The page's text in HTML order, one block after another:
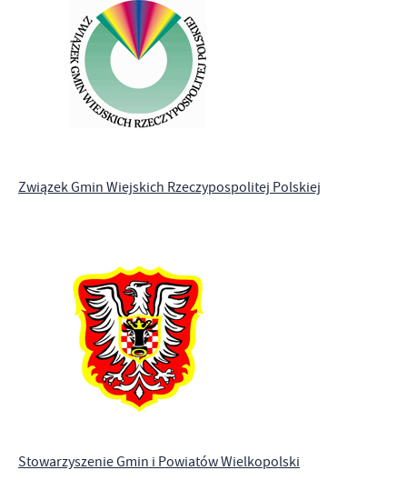
Związek Gmin Wiejskich Rzeczypospolitej Polskiej
Stowarzyszenie Gmin i Powiatów Wielkopolski